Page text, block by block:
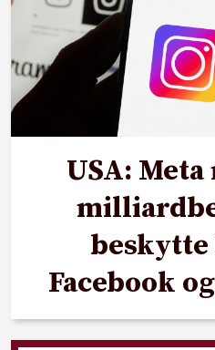
USA:
beskytte
Facebook